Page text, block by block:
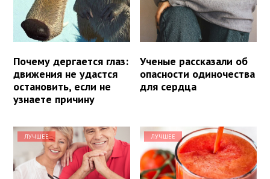
Почему дергается глаз:
движения не удастся
остановить, если не
узнаете причину
Ученые рассказали об
опасности одиночества
для сердца
ЛУЧШЕЕ ЛУЧШЕЕ